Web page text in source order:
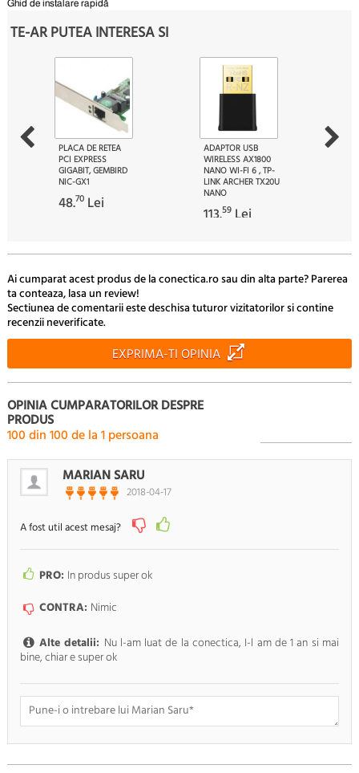
Ghid de instalare rapidă
TE-AR PUTEA INTERESA SI
PLACA DE RETEA
PCI EXPRESS
GIGABIT, GEMBIRD
NIC-GX1
48.70 Lei
ADAPTOR USB
WIRELESS AX1800
NANO WI-FI 6 , TP-
LINK ARCHER TX20U
NANO
113.59 Lei
Ai cumparat acest produs de la conectica.ro sau din alta parte? Parerea
ta conteaza, lasa un review!
Sectiunea de comentarii este deschisa tuturor vizitatorilor si contine
recenzii neverificate.
EXPRIMA-TI OPINIA
OPINIA CUMPARATORILOR DESPRE
PRODUS
100din100de la1persoana
MARIAN SARU
2018-04-17
A fost util acest mesaj?
PRO: In produs super ok
CONTRA: Nimic
Alte detalii: Nu l-am luat de la conectica, I-l am de 1 an si mai
bine, chiar e super ok